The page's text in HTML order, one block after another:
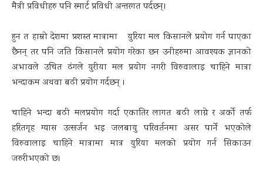
मैत्री प्रविधीहरु पनि स्मार्ट प्रविधी अन्तरगत पर्दछन्।
हुन त हाम्रो देशमा प्रशस्त मात्रामा युरिया मल किसानले प्रयोग गर्न पाएका
छैनन् तर पनि जति किसानले प्रयोग गरेका छन उनीहरुमा आवश्यक ज्ञानको
अभावले उचित ढंगले युरीया मल प्रयोग नगरी विरुवालाइ चाहिने मात्रा
भन्दाकम अथवा बढी प्रयोग गर्दछन् ।
चाहिने भन्दा बढी मलप्रयोग गर्दा एकातिर लागत बढी लाग्ने र अर्को तर्फ
हरितगृह ग्यास उत्सर्जन भइ जलबायु परिवर्तनमा असर पार्ने भएकोले
विरुवालाइ चाहिने मात्रामा मात्र युरिया मलको प्रयोग गर्न सिकाउन
जरुरीभएको छ।